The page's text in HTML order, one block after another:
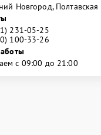
Новгород, Полтавская
231-05-25
100-33-26
с 09:00 до 21:00